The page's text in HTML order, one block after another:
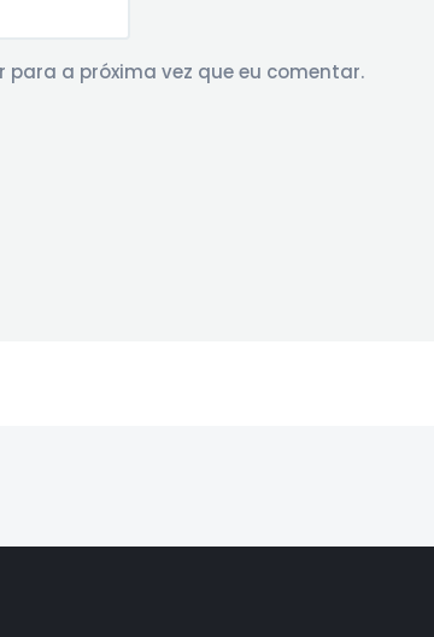
a próxima vez que eu comentar.